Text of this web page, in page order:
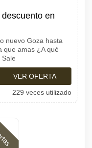
en
nuevo Goza hasta
que amas ¿A qué
VER OFERTA
229 veces utilizado